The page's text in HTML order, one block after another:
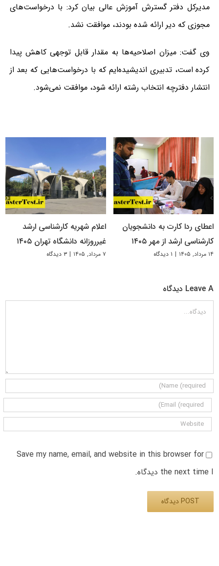
مدیرکل دفتر گسترش آموزش عالی بیان کرد: با درخواست‌های
مجوزی که دیر ارائه شده بودند، موافقت نشد.
وی گفت: میزان اصلاحیه‌ها به مقدار قابل توجهی کاهش پیدا
کرده است، تدبیری اندیشیده‌ایم که با درخواست‌هایی که بعد از
انتشار دفترچه انتخاب رشته ارائه شود، موافقت نمی‌شود.
اعطای ردا کارت به دانشجویان
کارشناسی ارشد از مهر ۱۴۰۵
۱۴ مرداد, ۱۴۰۵ | ۱ دیدگاه
اعلام شهریه کارشناسی ارشد
غیرروزانه دانشگاه تهران ۱۴۰۵
۷ مرداد, ۱۴۰۵ | ۳ دیدگاه
Leave A دیدگاه
دیدگاه
Save my name, email, and website in this browser for
the next time I دیدگاه.